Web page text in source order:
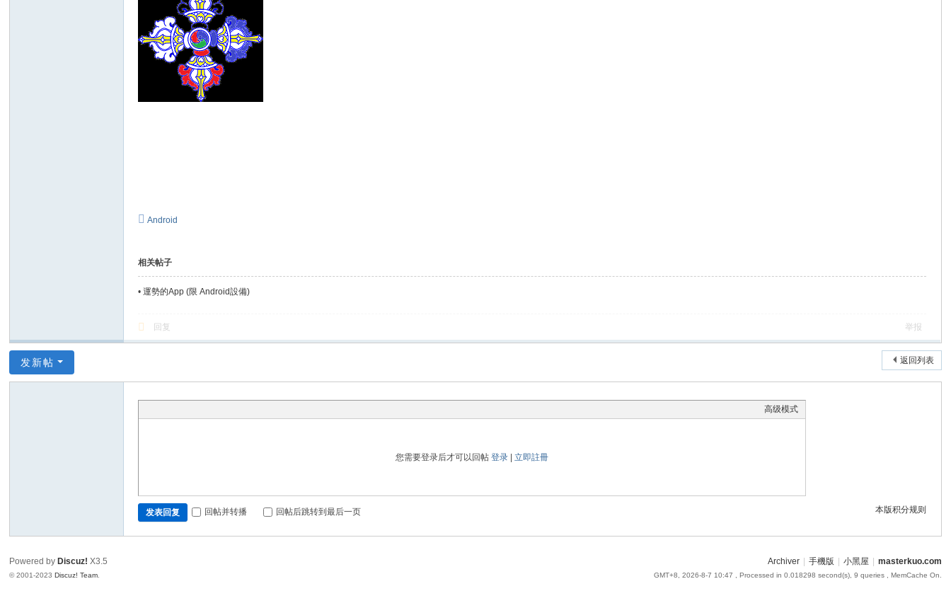
Android
相关帖子
•運勢的App (限 Android設備)
回复 举报
返回列表
发新帖
高级模式
您需要登录后才可以回帖登录 |立即註冊
本版积分规则
发表回复 回帖并转播 回帖后跳转到最后一页
Archiver 手機版 小黑屋 masterkuo.com
GMT+8, 2026-8-7 10:47 , Processed in 0.018298 second(s), 9 queries , MemCache On.
Powered by Discuz! X3.5
© 2001-2023Discuz! Team